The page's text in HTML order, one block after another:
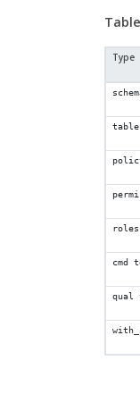
Type
roles
cmd
qual